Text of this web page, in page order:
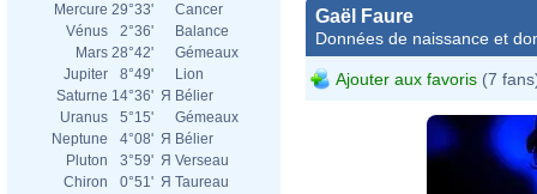
Mercure 29°33'
Cancer
Vénus
2°36'
Balance
Mars 28°42'
Gémeaux
Jupiter
8°49'
Lion
Saturne 14°36' Я Bélier
Uranus
5°15'
Gémeaux
Neptune
4°08' Я Bélier
Pluton
3°59' Я Verseau
Chiron
0°51' Я Taureau
Gaël Faure
Données de naissance et
Ajouter aux favoris (7